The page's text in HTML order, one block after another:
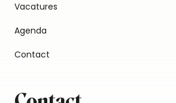
Vacatures
Agenda
Contact